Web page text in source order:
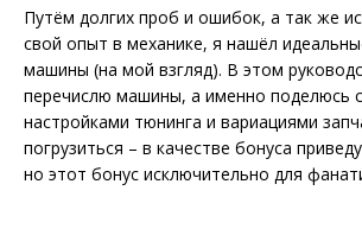
Путём долгих проб и ошибок, а так же
свой опыт в механике, я нашёл
машины (на мой взгляд). В этом
перечислю машины, а именно поделюсь
настройками тюнинга и вариациями
погрузиться – в качестве бонуса
но этот бонус исключительно для